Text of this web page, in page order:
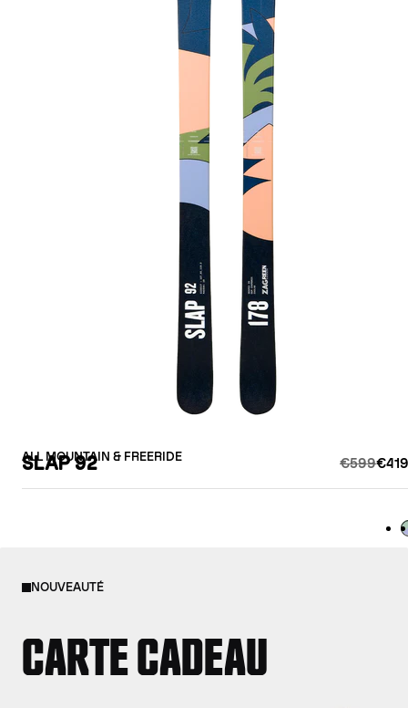
ALL MOUNTAIN & FREERIDE
SLAP 92 €599
NOUVEAUTÉ
CARTE CADEAU